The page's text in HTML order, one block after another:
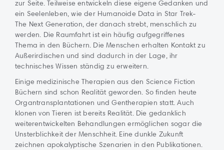
zur Seite. Teilweise entwickeln diese eigene Gedanken und
ein Seelenleben, wie der Humanoide Data in Star Trek-
The Next Generation, der danach strebt, menschlich zu
werden. Die Raumfahrt ist ein häufig aufgegriffenes
Thema in den Büchern. Die Menschen erhalten Kontakt zu
Außerirdischen und sind dadurch in der Lage, ihr
technisches Wissen ständig zu erweitern.
Einige medizinische Therapien aus den Science Fiction
Büchern sind schon Realität geworden. So finden heute
Organtransplantationen und Gentherapien statt. Auch
klonen von Tieren ist bereits Realität. Die gedanklich
weiterentwickelten Behandlungen ermöglichen sogar die
Unsterblichkeit der Menschheit. Eine dunkle Zukunft
zeichnen apokalyptische Szenarien in den Publikationen.